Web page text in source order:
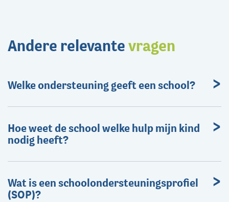
Andere relevantevragen
Welke ondersteuning geeft een school?
Hoe weet de school welke hulp mijn kind
nodig heeft?
Wat is een schoolondersteuningsprofiel
(SOP)?